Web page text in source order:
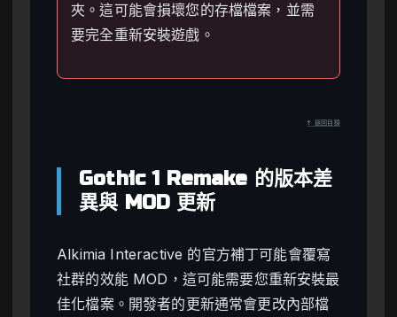
夾。這可能會損壞您的存檔檔案，並需
要完全重新安裝遊戲。
↑ 返回目錄
Gothic 1 Remake 的版本差
異與 MOD 更新
Alkimia Interactive 的官方補丁可能會覆寫
社群的效能 MOD，這可能需要您重新安裝最
佳化檔案。開發者的更新通常會更改內部檔